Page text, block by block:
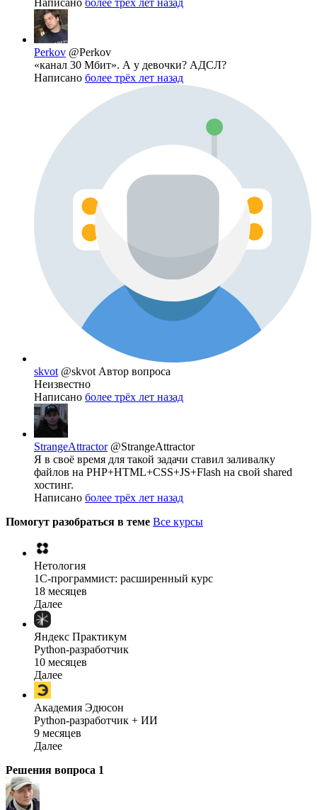
Написано более трёх лет назад
Perkov @Perkov
«канал 30 Мбит». А у девочки? АДСЛ?
Написано более трёх лет назад
skvot @skvot Автор вопроса
Неизвестно
Написано более трёх лет назад
StrangeAttractor @StrangeAttractor
Я в своё время для такой задачи ставил заливалку
файлов на PHP+HTML+CSS+JS+Flash на свой shared
хостинг.
Написано более трёх лет назад
Помогут разобраться в теме Все курсы
Нетология
1C-программист: расширенный курс
18 месяцев
Далее
Яндекс Практикум
Python-разработчик
10 месяцев
Далее
Академия Эдюсон
Python-разработчик + ИИ
9 месяцев
Далее
Решения вопроса 1